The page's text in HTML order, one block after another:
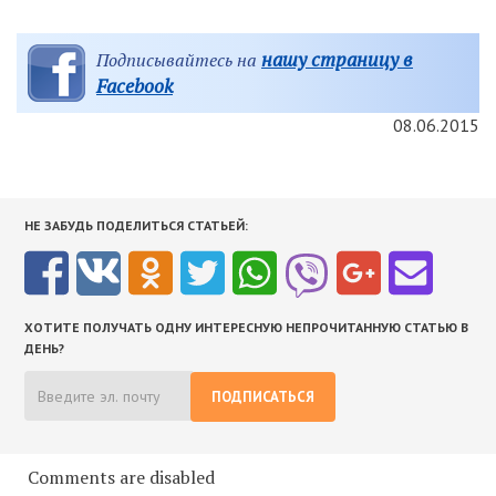
Подписывайтесь на нашу страницу в
Facebook
08.06.2015
НЕ ЗАБУДЬ ПОДЕЛИТЬСЯ СТАТЬЕЙ:
ХОТИТЕ ПОЛУЧАТЬ ОДНУ ИНТЕРЕСНУЮ НЕПРОЧИТАННУЮ СТАТЬЮ В
ДЕНЬ?
ПОДПИСАТЬСЯ
Comments are disabled